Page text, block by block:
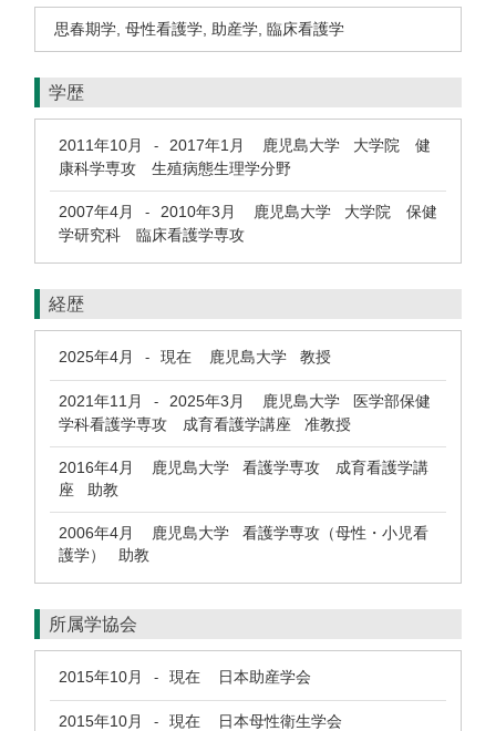
思春期学 母性看護学 助産学 臨床看護学
学歴
2011年10月 - 2017年1月
鹿児島大学 大学院 健
康科学専攻 生殖病態生理学分野
2007年4月 - 2010年3月
鹿児島大学 大学院 保健
学研究科 臨床看護学専攻
経歴
2025年4月 - 現在 鹿児島大学 教授
2021年11月 - 2025年3月
鹿児島大学 医学部保健
学科看護学専攻 成育看護学講座 准教授
2016年4月
鹿児島大学 看護学専攻 成育看護学講
座 助教
2006年4月
鹿児島大学 看護学専攻（母性・小児看
護学） 助教
所属学協会
2015年10月 - 現在 日本助産学会
2015年10月 - 現在 日本母性衛生学会